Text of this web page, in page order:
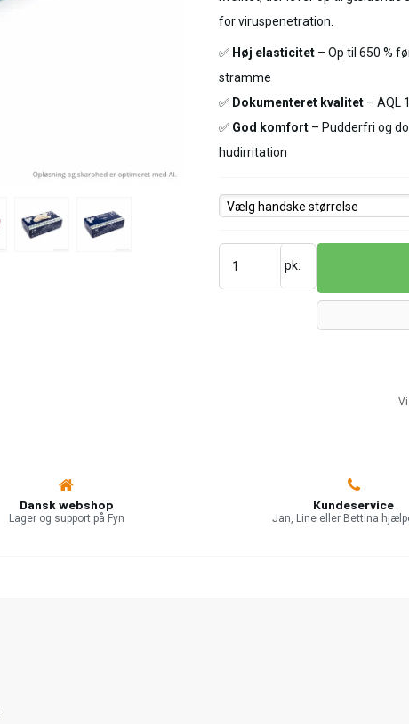
for viruspenetration.
✅ Høj elasticitet – Op til 650 %
stramme
✅ Dokumenteret kvalitet – AQL
✅ God komfort – Pudderfri og
hudirritation
Vælg handske størrelse
pk.
Dansk webshop
Lager og support på Fyn
Kundeservice
Jan, Line eller Bettina